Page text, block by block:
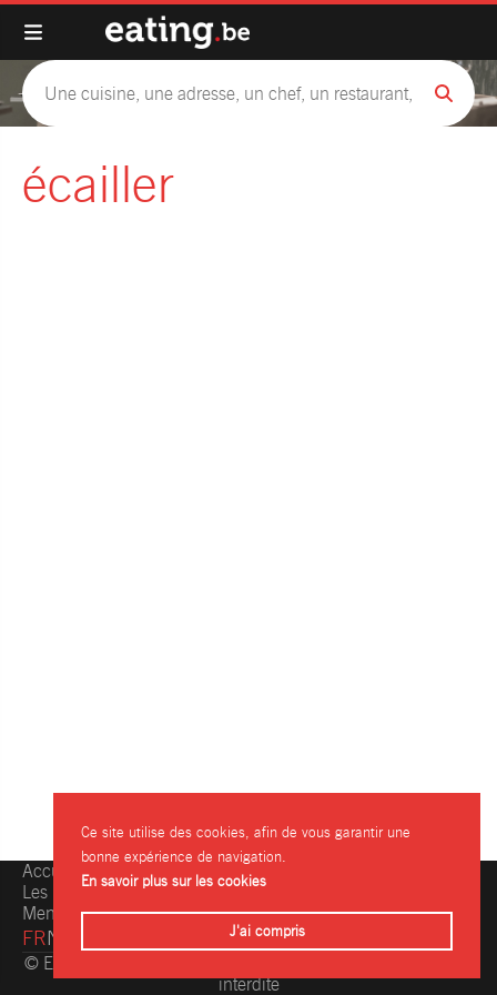
écailler
Accueil
Les restaurants
Mentions légales
Une question, une info ?
Contactez-nous
FRNL
© Eating.be 2004-2026 - Toute reproduction même partielle
interdite
Ce site utilise des cookies, afin de vous garantir une
bonne expérience de navigation.
En savoir plus sur les cookies
J'ai compris